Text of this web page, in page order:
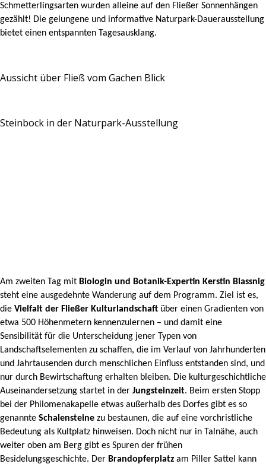
Schmetterlingsarten wurden alleine auf den Fließer Sonnenhängen
gezählt! Die gelungene und informative Naturpark-Dauerausstellung
bietet einen entspannten Tagesausklang.
Aussicht über Fließ vom Gachen Blick
Steinbock in der Naturpark-Ausstellung
Am zweiten Tag mit Biologin und Botanik-Expertin Kerstin Blassnig
steht eine ausgedehnte Wanderung auf dem Programm. Ziel ist es,
die Vielfalt der Fließer Kulturlandschaft über einen Gradienten von
etwa 500 Höhenmetern kennenzulernen – und damit eine
Sensibilität für die Unterscheidung jener Typen von
Landschaftselementen zu schaffen, die im Verlauf von Jahrhunderten
und Jahrtausenden durch menschlichen Einfluss entstanden sind, und
nur durch Bewirtschaftung erhalten bleiben. Die kulturgeschichtliche
Auseinandersetzung startet in der Jungsteinzeit. Beim ersten Stopp
bei der Philomenakapelle etwas außerhalb des Dorfes gibt es so
genannte Schalensteine zu bestaunen, die auf eine vorchristliche
Bedeutung als Kultplatz hinweisen. Doch nicht nur in Talnähe, auch
weiter oben am Berg gibt es Spuren der frühen
Besidelungsgeschichte. Der Brandopferplatz am Piller Sattel kann